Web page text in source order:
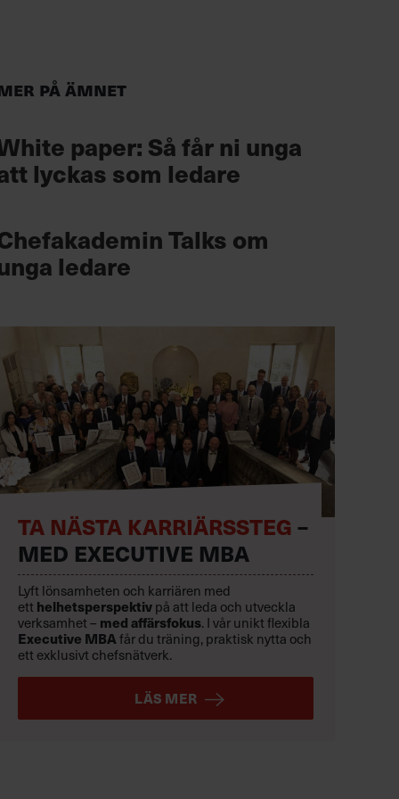
på ämnet
paper: Så får ni unga
lyckas som ledare
Talks om
ledare
TA NÄSTA KARRIÄRSSTEG –
MED EXECUTIVE MBA
Lyft lönsamheten och karriären med
ett helhetsperspektivpå att leda och utveckla
verksamhet – med affärsfokus. I vår unikt flexibla
Executive MBAfår du träning, praktisk nytta och
ett exklusivt chefsnätverk.
LÄS MER